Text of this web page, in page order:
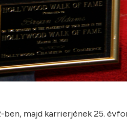
majd karrierjének 25.